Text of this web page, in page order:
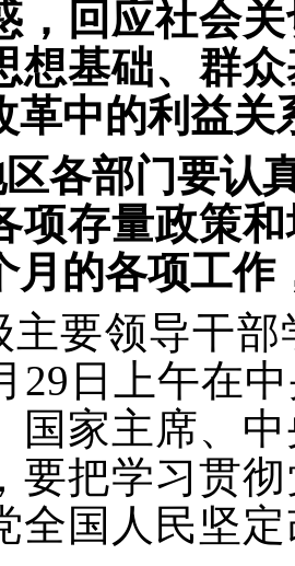
，回应社会
想基础、群
革中的利益关
各部门要认
项存量政策
月的各项工作
主要领导干
29日上午在
国家主席、
要把学习贯
全国人民坚